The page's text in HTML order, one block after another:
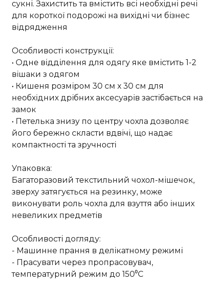
сукні. Захистить та вмістить всі необхідні речі
для короткої подорожі на вихідні чи бізнес
відрядження
Особливості конструкції:
• Одне відділення для одягу яке вмістить 1-2
вішаки з одягом
• Кишеня розміром 30 см х 30 см для
необхідних дрібних аксесуарів застібається на
замок
• Петелька знизу по центру чохла дозволяє
його бережно скласти вдвічі, що надає
компактності та зручності
Упаковка:
Багаторазовий текстильний чохол-мішечок,
зверху затягується на резинку, може
виконувати роль чохла для взуття або інших
невеликих предметів
Особливості догляду:
- Машинне прання в делікатному режимі
- Прасувати через пропрасовувач,
температурний режим до 150⁰С